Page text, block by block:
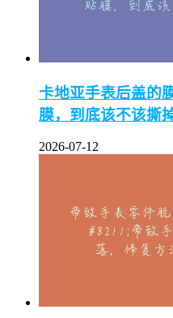
卡地亚手表后盖的
膜，到底该不该撕
2026-07-12